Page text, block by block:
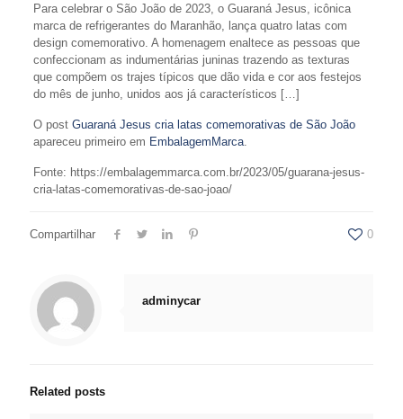
Para celebrar o São João de 2023, o Guaraná Jesus, icônica
marca de refrigerantes do Maranhão, lança quatro latas com
design comemorativo. A homenagem enaltece as pessoas que
confeccionam as indumentárias juninas trazendo as texturas
que compõem os trajes típicos que dão vida e cor aos festejos
do mês de junho, unidos aos já característicos […]
O post Guaraná Jesus cria latas comemorativas de São João
apareceu primeiro em EmbalagemMarca.
Fonte: https://embalagemmarca.com.br/2023/05/guarana-jesus-
cria-latas-comemorativas-de-sao-joao/
Compartilhar 0
adminycar
Related posts